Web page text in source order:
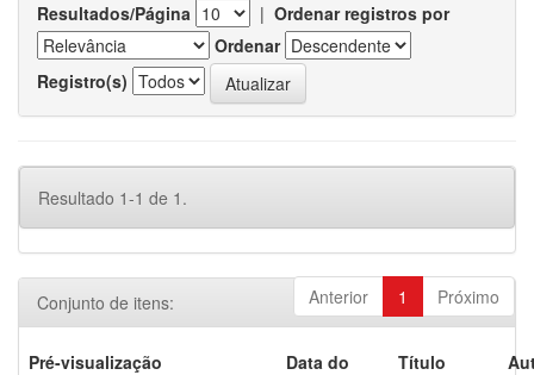
Resultados/Página | Ordenar registros por
Ordenar
Registro(s)
Resultado 1-1 de 1.
Anterior 1 Próximo
Conjunto de itens:
Pré-visualização
Data do
Título